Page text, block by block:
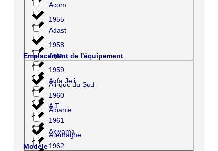
Acom
Adast
Agfa
Agfa Jeti
AIT
Akiyama
1955
1958
1959
1960
1961
1962
Emplacement de l'équipement
Afrique du Sud
Albanie
Allemagne
Modèle